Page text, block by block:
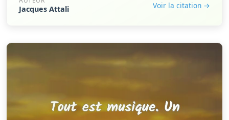
Jacques Attali Voir la citation →